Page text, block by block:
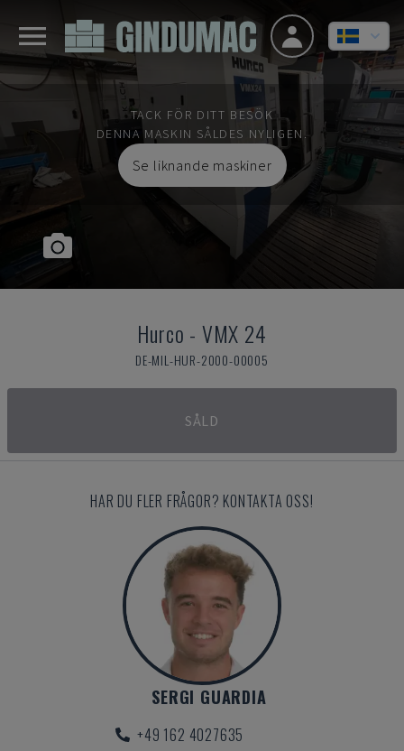
TACK FÖR DITT BESÖK
DENNA MASKIN SÅLDES NYLIGEN.
Se liknande maskiner
Hurco - VMX 24
DE-MIL-HUR-2000-00005
SÅLD
HAR DU FLER FRÅGOR? KONTAKTA OSS!
SERGI GUARDIA
+49 162 4027635